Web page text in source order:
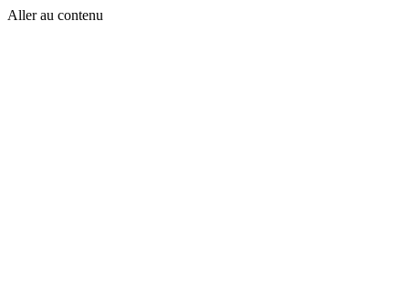
Aller au contenu